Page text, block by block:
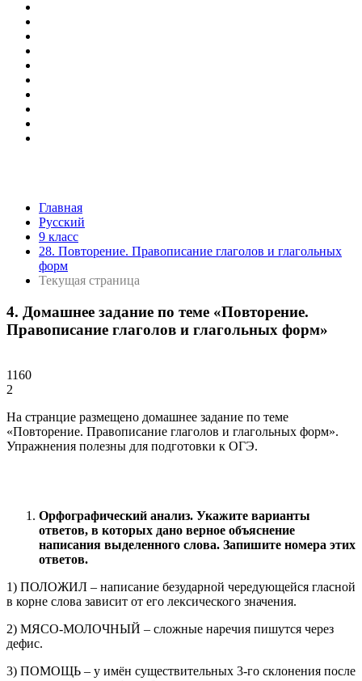
Главная
Русский
9 класс
28. Повторение. Правописание глаголов и глагольных
форм
Текущая страница
4. Домашнее задание по теме «Повторение.
Правописание глаголов и глагольных форм»
1160
2
На странцие размещено домашнее задание по теме
«Повторение. Правописание глаголов и глагольных форм».
Упражнения полезны для подготовки к ОГЭ.
Орфографический анализ. Укажите варианты
ответов, в которых дано верное объяснение
написания выделенного слова. Запишите номера этих
ответов.
1) ПОЛОЖИЛ – написание безударной чередующейся гласной
в корне слова зависит от его лексического значения.
2) МЯСО-МОЛОЧНЫЙ – сложные наречия пишутся через
дефис.
3) ПОМОЩЬ – у имён существительных 3-го склонения после